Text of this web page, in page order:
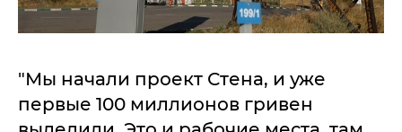
"Мы начали проект Стена, и уже
первые 100 миллионов гривен